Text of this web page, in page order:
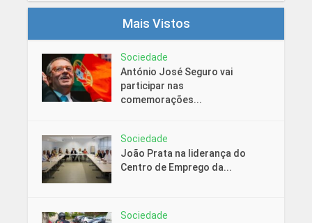
Mais Vistos
Sociedade
António José Seguro vai
participar nas
comemorações...
Sociedade
João Prata na liderança do
Centro de Emprego da...
Sociedade